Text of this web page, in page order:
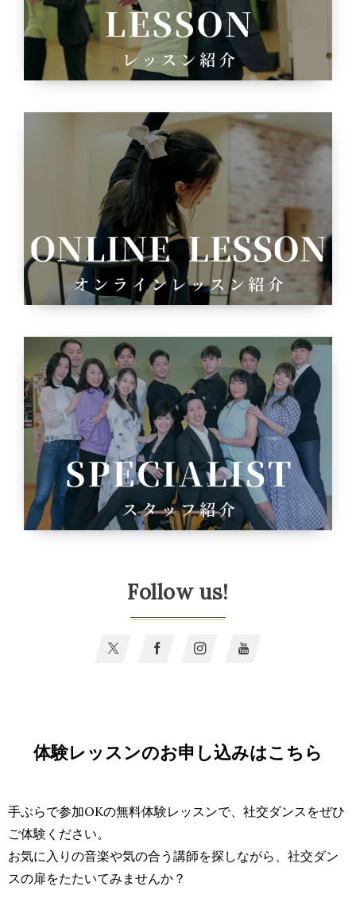
Follow us!
体験レッスンのお申し込みはこちら
手ぶらで参加OKの無料体験レッスンで、社交ダンスをぜひ
ご体験ください。
お気に入りの音楽や気の合う講師を探しながら、社交ダン
スの扉をたたいてみませんか？